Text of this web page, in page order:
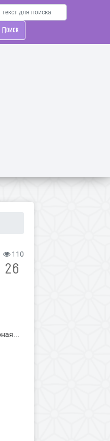
Поиск
110
26